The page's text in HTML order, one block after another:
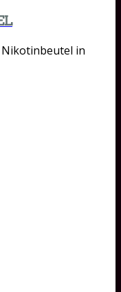
Nikotinbeutel in